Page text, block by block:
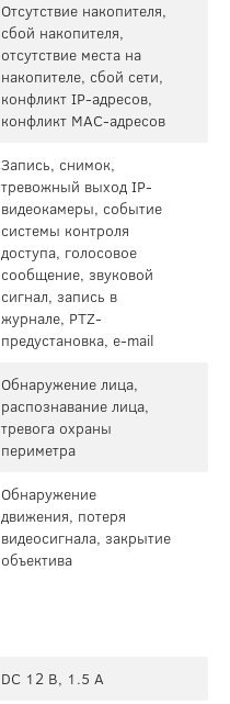
Отсутствие накопителя,
сбой накопителя,
отсутствие места на
накопителе, сбой сети,
конфликт IP-адресов,
конфликт MAC-адресов
Запись, снимок,
тревожный выход IP-
видеокамеры, событие
системы контроля
доступа, голосовое
сообщение, звуковой
сигнал, запись в
журнале, PTZ-
предустановка, e-mail
Обнаружение лица,
распознавание лица,
тревога охраны
периметра
Обнаружение
движения, потеря
видеосигнала, закрытие
объектива
DC 12 В, 1.5 А